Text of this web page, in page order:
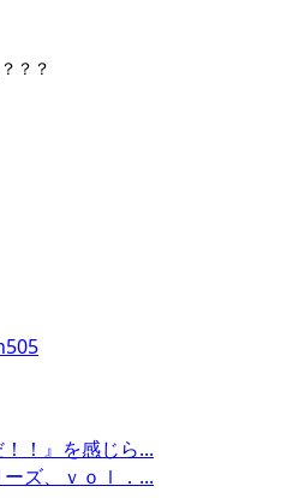
？？
！！』を感じら...
ズ、ｖｏｌ．...